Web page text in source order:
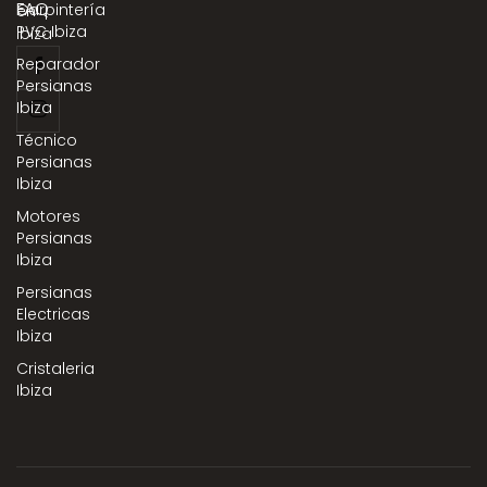
en
Ibiza
Carpintería
PVC Ibiza
Reparador
Persianas
Ibiza
Técnico
Persianas
Ibiza
Motores
Persianas
Ibiza
Persianas
Electricas
Ibiza
Cristaleria
Ibiza
FAQ